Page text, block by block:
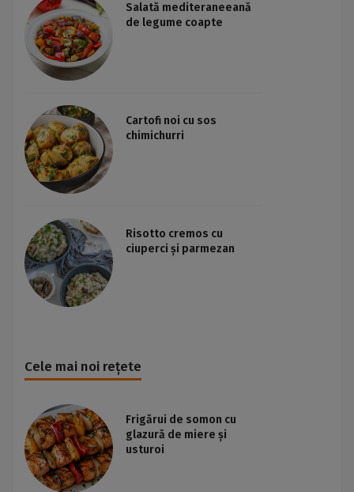
Salată mediteraneeană
de legume coapte
Cartofi noi cu sos
chimichurri
Risotto cremos cu
ciuperci și parmezan
Cele mai noi rețete
Frigărui de somon cu
glazură de miere și
usturoi